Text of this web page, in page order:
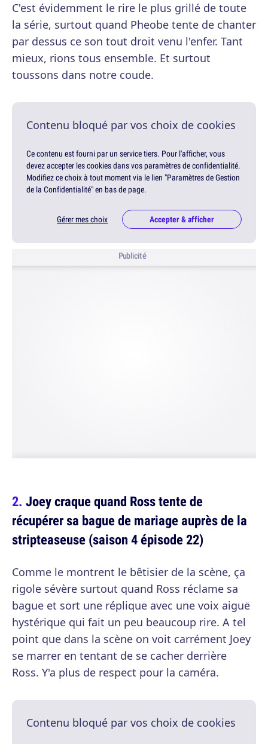
C'est évidemment le rire le plus grillé de toute
la série, surtout quand Pheobe tente de chanter
par dessus ce son tout droit venu l'enfer. Tant
mieux, rions tous ensemble. Et surtout
toussons dans notre coude.
Contenu bloqué par vos choix de cookies
Ce contenu est fourni par un service tiers. Pour l'afficher, vous
devez accepter les cookies dans vos paramètres de confidentialité.
Modifiez ce choix à tout moment via le lien "Paramètres de Gestion
de la Confidentialité" en bas de page.
Gérer mes choix Accepter & afficher
Publicité
Joey craque quand Ross tente de
récupérer sa bague de mariage auprès de la
stripteaseuse (saison 4 épisode 22)
Comme le montrent le bêtisier de la scène, ça
rigole sévère surtout quand Ross réclame sa
bague et sort une réplique avec une voix aiguë
hystérique qui fait un peu beaucoup rire. A tel
point que dans la scène on voit carrément Joey
se marrer en tentant de se cacher derrière
Ross. Y'a plus de respect pour la caméra.
Contenu bloqué par vos choix de cookies